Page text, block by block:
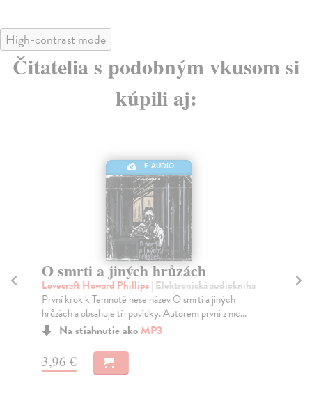
High-contrast mode
Čitatelia s podobným vkusom si
kúpili aj:
E-AUDIO
O smrti a jiných hrůzách
Lovecraft Howard Phillips| Elektronická audiokniha
První krok k Temnotě nese název O smrti a jiných
hrůzách a obsahuje tři povídky. Autorem první z nic...
Na stiahnutie akoMP3
3,96 €